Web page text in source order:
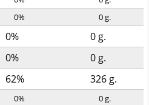
0% 0g.
0% 0 g.
0% 0 g.
62% 326 g.
0% 0g.